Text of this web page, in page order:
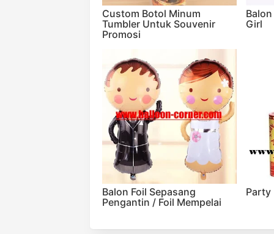
Custom Botol Minum
Tumbler Untuk Souvenir
Promosi
Girl
Balon Foil Sepasang
Pengantin / Foil Mempelai
Party